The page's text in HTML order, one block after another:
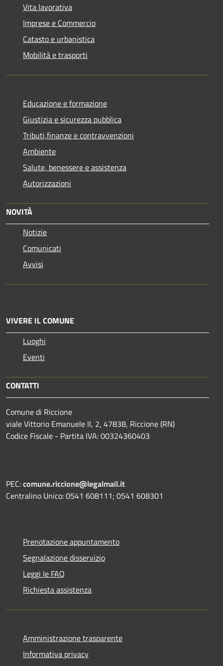
Vita lavorativa
Imprese e Commercio
Catasto e urbanistica
Mobilità e trasporti
Educazione e formazione
Giustizia e sicurezza pubblica
Tributi,finanze e contravvenzioni
Ambiente
Salute, benessere e assistenza
Autorizzazioni
NOVITÀ
Notizie
Comunicati
Avvisi
VIVERE IL COMUNE
Luoghi
Eventi
CONTATTI
Comune di Riccione
viale Vittorio Emanuele II, 2, 47838, Riccione (RN)
Codice Fiscale - Partita IVA: 00324360403
PEC:comune.riccione@legalmail.it
Centralino Unico: 0541 608111; 0541 608301
Prenotazione appuntamento
Segnalazione disservizio
Leggi le FAQ
Richiesta assistenza
Amministrazione trasparente
Informativa privacy